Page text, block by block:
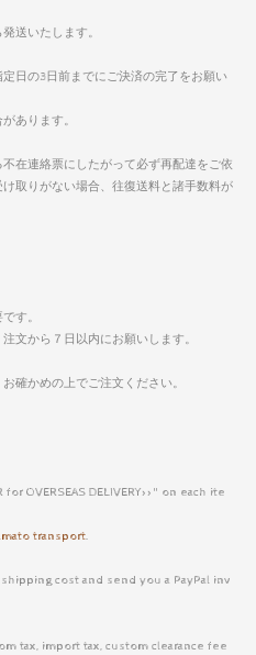
送いたします。
日の3日前までにご決済の完了をお願い
あります。
在連絡票にしたがって必ず再配達をご依
取りがない場合、往復送料と諸手数料が
す。
文から７日以内にお願いします。
確かめの上でご注文ください。
OVERSEAS DELIVERY>>" on each ite
transport.
cost and send you a PayPal inv
tax, import tax, custom clearance fee